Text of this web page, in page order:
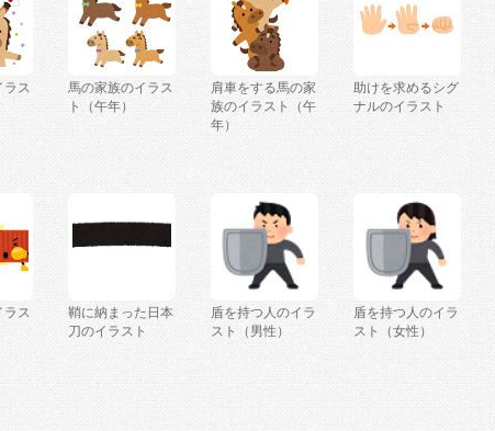
ラス
馬の家族のイラス
ト（午年）
肩車をする馬の家
族のイラスト（午
年）
助けを求めるシグ
ナルのイラスト
ラス
鞘に納まった日本
刀のイラスト
盾を持つ人のイラ
スト（男性）
盾を持つ人のイラ
スト（女性）